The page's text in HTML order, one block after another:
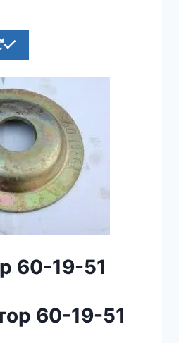
60-19-51
60-19-51